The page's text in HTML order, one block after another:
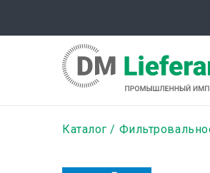
содержанию
Строка
навигации
Каталог